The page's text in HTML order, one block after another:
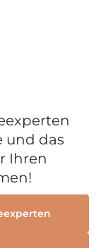
und das
Ihren